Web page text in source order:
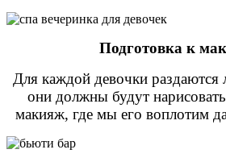
Подготовка к
Для каждой девочки раздаются
они должны будут
макияж, где мы его воплотим